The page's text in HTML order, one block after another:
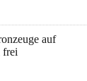
auf
frei